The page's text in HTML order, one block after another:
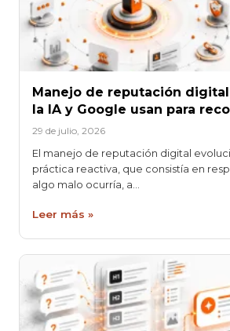
Manejo de reputación
la IA y Google usan para
29 de julio, 2026
El manejo de reputación digital
práctica reactiva, que consistía en
algo malo ocurría, a…
Leer más »